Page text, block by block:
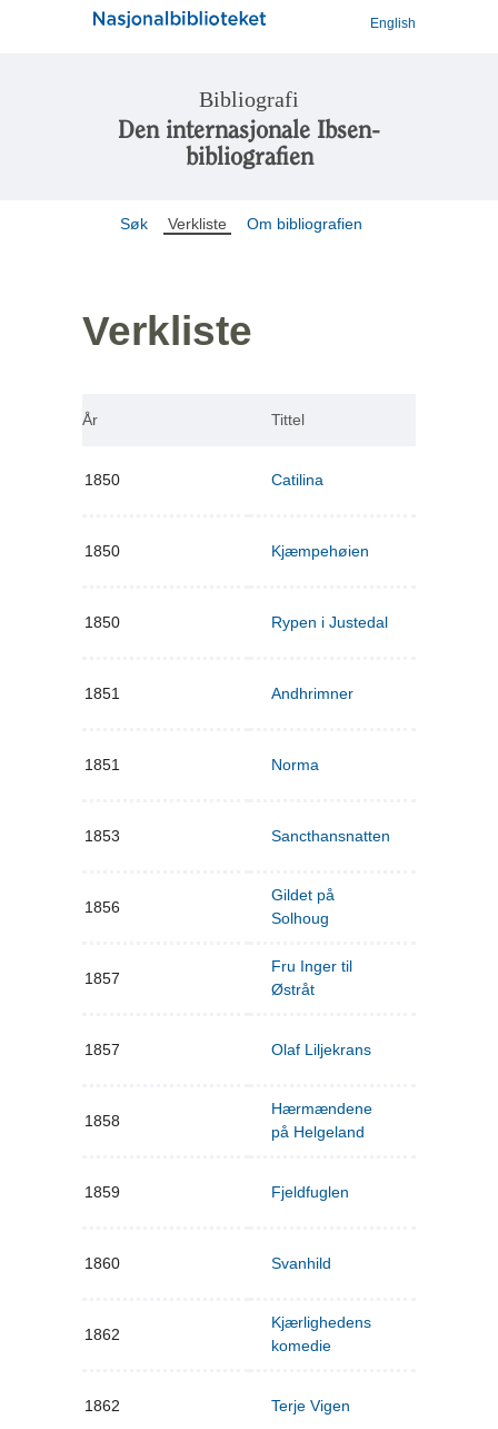
English
Bibliografi
Den internasjonale Ibsen-
bibliografien
Søk Verkliste Om bibliografien
Verkliste
År Tittel
1850 Catilina
1850 Kjæmpehøien
1850 Rypen i Justedal
1851 Andhrimner
1851 Norma
1853 Sancthansnatten
1856
Gildet på
Solhoug
1857
Fru Inger til
Østråt
1857 Olaf Liljekrans
1858
Hærmændene
på Helgeland
1859 Fjeldfuglen
1860 Svanhild
1862
Kjærlighedens
komedie
1862 Terje Vigen